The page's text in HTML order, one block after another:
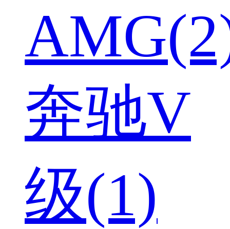
奔驰V
级(1)